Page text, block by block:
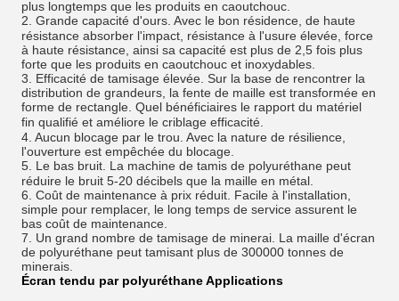
plus longtemps que les produits en caoutchouc.
2. Grande capacité d'ours. Avec le bon résidence , de haute
résistance absorber l'impact, résistance à l'usure élevée, force
à haute résistance, ainsi sa capacité est plus de 2,5 fois plus
forte que les produits en caoutchouc et inoxydables.
3. Efficacité de tamisage élevée. Sur la base de rencontrer la
distribution de grandeurs, la fente de maille est transformée en
forme de rectangle. Quel bénéficiaires le rapport du matériel
fin qualifié et améliore le criblage efficacité
4. Aucun blocage par le trou. Avec la nature de résilience,
l'ouverture est empêchée du blocage.
5. Le bas bruit La machine de tamis de polyuréthane peut
réduire le bruit 5-20 décibels que la maille en métal.
6. Coût de maintenance à prix réduit. Facile à l'installation,
simple pour remplacer, le long temps de service assurent le
bas coût de maintenance.
7. Un grand nombre de tamisage de minerai. La maille d'écran
de polyuréthane peut tamisant plus de 300000 tonnes de
minerais.
Écran tendu par polyuréthaneApplications